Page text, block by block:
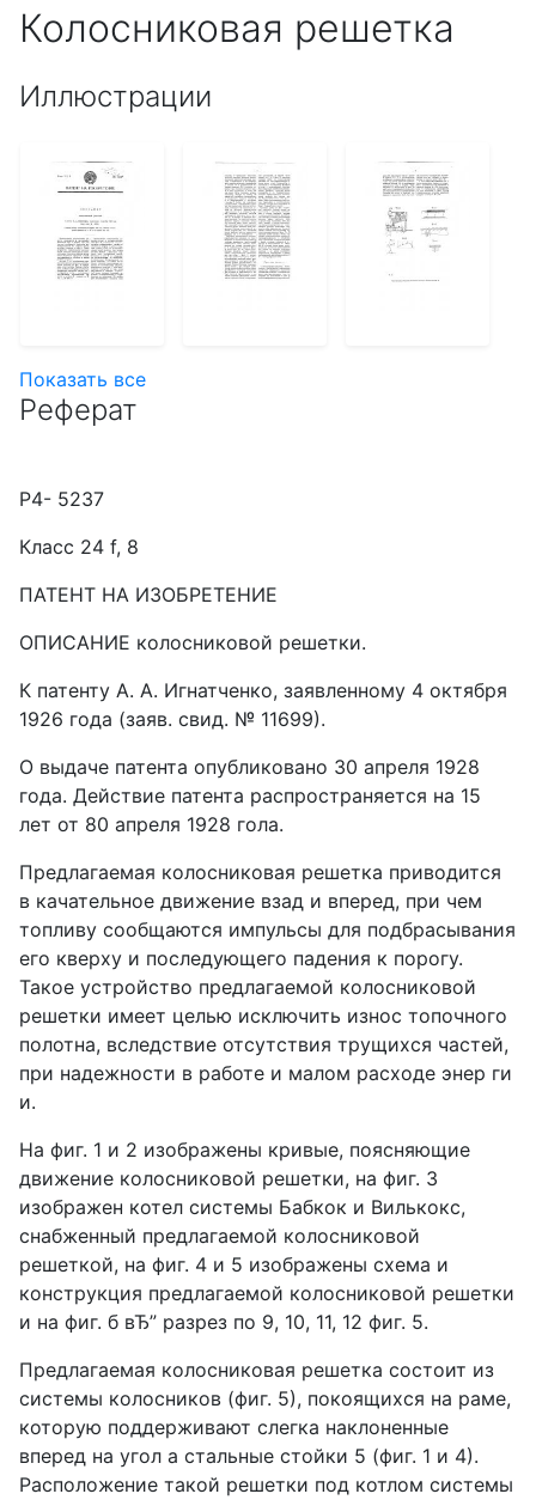
Колосниковая решетка
Иллюстрации
Показать все
Реферат
Р4- 5237
Класс 24 f, 8
ПАТЕНТ HA ИЗОБРЕТЕНИЕ
ОПИСАНИЕ колосниковой решетки.
К патенту А. А. Игнатченко, заявленному 4 октября
1926 года (заяв. свид. № 11699).
О выдаче патента опубликовано 30 апреля 1928
года. Действие патента распространяется на 15
лет от 80 апреля 1928 гола.
Предлагаемая колосниковая решетка приводится
в качательное движение взад и вперед, при чем
топливу сообщаются импульсы для подбрасывания
его кверху и последующего падения к порогу.
Такое устройство предлагаемой колосниковой
решетки имеет целью исключить износ топочного
полотна, вследствие отсутствия трущихся частей,
при надежности в работе и малом расходе энер ги
и.
На фиг. 1 и 2 изображены кривые, поясняющие
движение колосниковой решетки, на фиг. 3
изображен котел системы Бабкок и Вилькокс,
снабженный предлагаемой колосниковой
решеткой, на фиг. 4 и 5 изображены схема и
конструкция предлагаемой колосниковой решетки
и на фиг. б вЂ” разрез по 9, 10, 11, 12 фиг. 5.
Предлагаемая колосниковая решетка состоит из
системы колосников (фиг. 5), покоящихся на раме,
которую поддерживают слегка наклоненные
вперед на угол а стальные стойки 5 (фиг. 1 и 4).
Расположение такой решетки под котлом системы